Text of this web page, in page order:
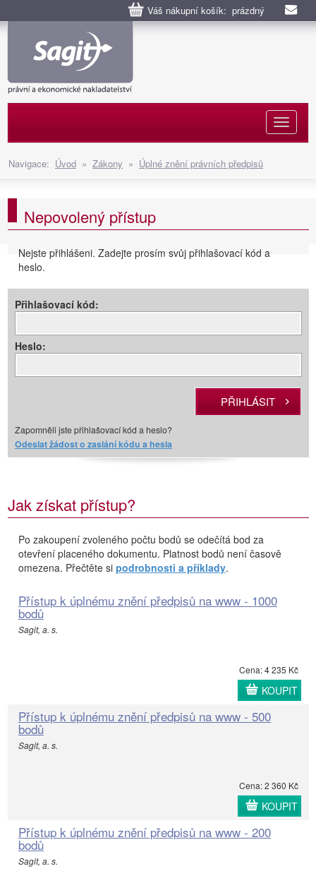
Váš nákupní košík: prázdný
Navigace: Úvod » Zákony » Úplné znění právních předpisů
Nepovolený přístup
Nejste přihlášeni. Zadejte prosím svůj přihlašovací kód a
heslo.
Přihlašovací kód:
Heslo:
Zapomněli jste přihlašovací kód a heslo?
Odeslat žádost o zaslání kódu a hesla
Jak získat přístup?
Po zakoupení zvoleného počtu bodů se odečítá bod za
otevření placeného dokumentu. Platnost bodů není časově
omezena. Přečtěte si podrobnosti a příklady.
Přístup k úplnému znění předpisů na www - 1000
bodů
Sagit, a. s.
Cena: 4 235 Kč
KOUPIT
Přístup k úplnému znění předpisů na www - 500
bodů
Sagit, a. s.
Cena: 2 360 Kč
KOUPIT
Přístup k úplnému znění předpisů na www - 200
bodů
Sagit, a. s.